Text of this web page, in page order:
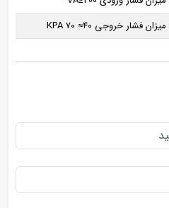
میزان فشار خروجی KPA 70 ≈40